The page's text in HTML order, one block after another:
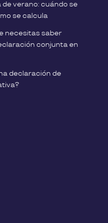
de verano: cuándo se
se calcula
necesitas saber
conjunta en
declaración de